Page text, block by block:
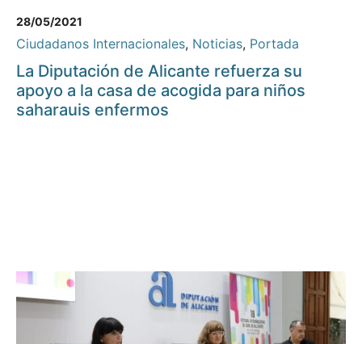
28/05/2021
Ciudadanos Internacionales, Noticias, Portada
La Diputación de Alicante refuerza su
apoyo a la casa de acogida para niños
saharauis enfermos